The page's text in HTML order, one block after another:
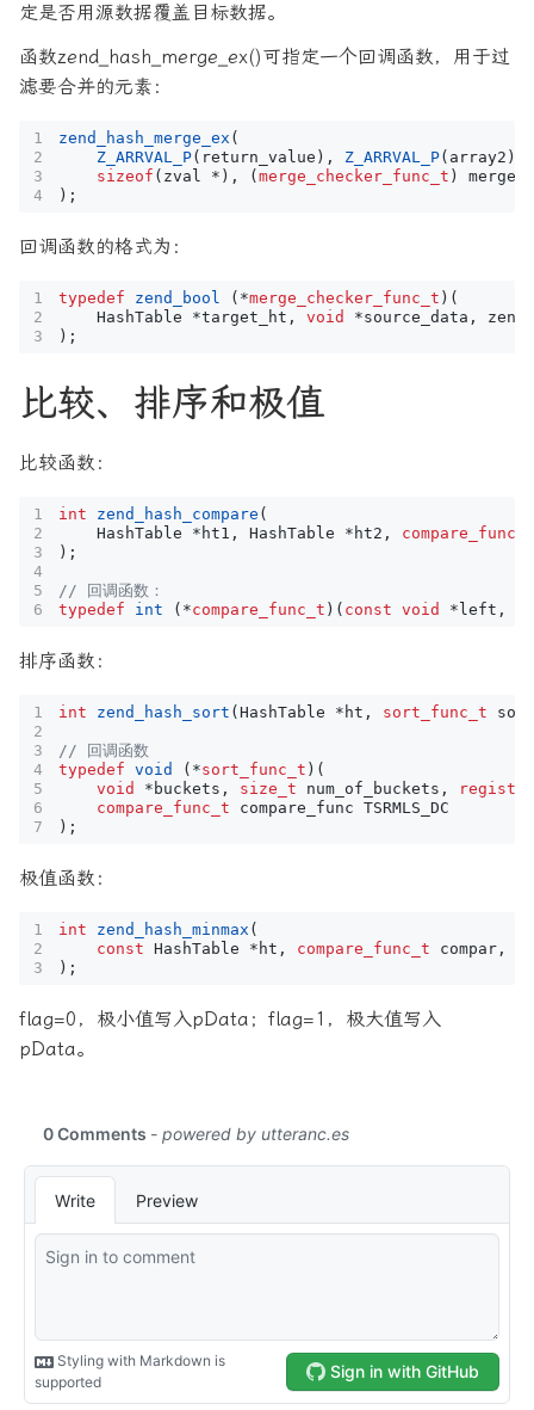
定是否用源数据覆盖目标数据。
函数zend_hash_merge_ex()可指定一个回调函数，用于过
滤要合并的元素：
zend_hash_merge_ex (
Z_ARRVAL_P( return_value ), Z_ARRVAL_P( array2 ),
sizeof ( zval * ), ( merge_checker_func_t )
);
回调函数的格式为：
typedef zend_bool ( *merge_checker_func_t )(
HashTable
*target_ht , void *source_data ,
);
比较、排序和极值
比较函数：
int zend_hash_compare (
HashTable
* ht1 , HashTable * ht2 ,
compare_func_t
);
typedef
int ( *compare_func_t )( const void * left ,
排序函数：
int zend_hash_sort ( HashTable * ht , sort_func_t
typedef void ( *sort_func_t )(
void
* buckets , size_t num_of_buckets ,
register
compare_func_t
compare_func TSRMLS_DC
);
极值函数：
int zend_hash_minmax (
const HashTable * ht , compare_func_t compar ,
);
flag=0，极小值写入pData；flag=1，极大值写入
pData。